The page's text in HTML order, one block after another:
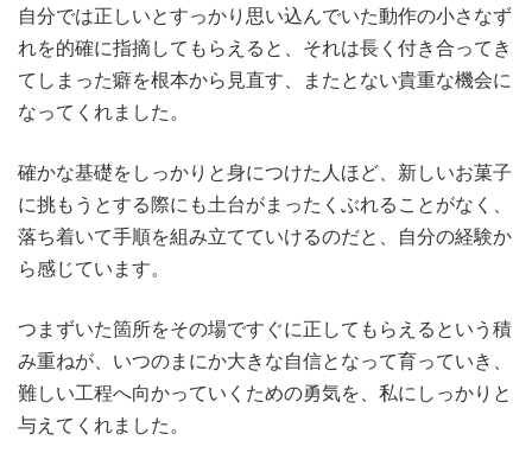
自分では正しいとすっかり思い込んでいた動作の小さなず
れを的確に指摘してもらえると、それは長く付き合ってき
てしまった癖を根本から見直す、またとない貴重な機会に
なってくれました。
確かな基礎をしっかりと身につけた人ほど、新しいお菓子
に挑もうとする際にも土台がまったくぶれることがなく、
落ち着いて手順を組み立てていけるのだと、自分の経験か
ら感じています。
つまずいた箇所をその場ですぐに正してもらえるという積
み重ねが、いつのまにか大きな自信となって育っていき、
難しい工程へ向かっていくための勇気を、私にしっかりと
与えてくれました。